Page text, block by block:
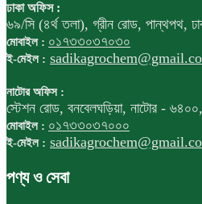
ঢাকা অফিস :
৬৯/সি (৪র্থ তলা), গ্রীন রোড, পান্থপথ,
মোবাইল : ০১৭৩৩০৩৭০৩০
ই-মেইল :
নাটোর অফিস :
স্টেশন রোড, বনবেলঘড়িয়া, নাটোর - ৬৪০০,
মোবাইল : ০১৭৩৩০৩৭০০০
ই-মেইল :
পণ্য ও সেবা